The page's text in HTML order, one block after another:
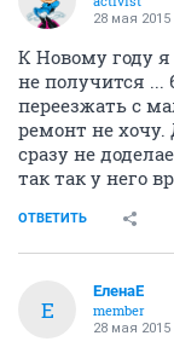
28 мая 2015
К Новому году я
не получится
переезжать с
ремонт не
сразу не
так так у него
ОТВЕТИТЬ
Е
ЕленаЕ
member
28 мая 2015